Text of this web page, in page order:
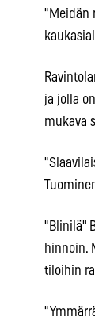
"Meidän
ja jolla
mukava
"Blinilä"
hinnoin.
tiloihin